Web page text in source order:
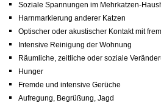
Soziale Spannungen im Mehrkatzen-
Harnmarkierung anderer Katzen
Optischer oder akustischer Kontakt mit
Intensive Reinigung der Wohnung
Räumliche, zeitliche oder soziale
Hunger
Fremde und intensive Gerüche
Aufregung, Begrüßung, Jagd